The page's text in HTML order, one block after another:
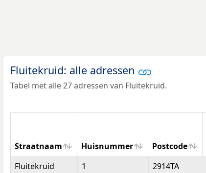
Fluitekruid: alle adressen
Tabel met alle 27 adressen van Fluitekruid.
Straatnaam Huisnummer Postcode
Straatnaam
Huisnummer Postcode
Fluitekruid 1 2914TA